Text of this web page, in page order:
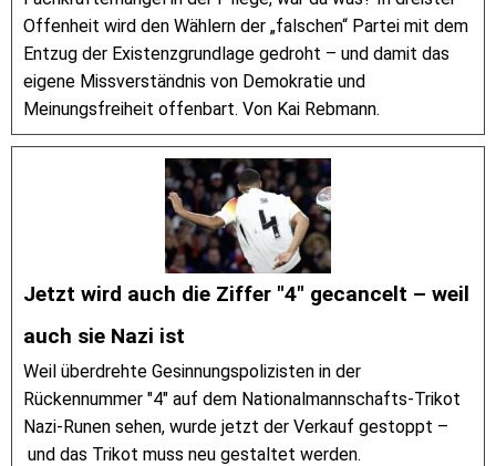
Offenheit wird den Wählern der „falschen“ Partei mit dem
Entzug der Existenzgrundlage gedroht – und damit das
eigene Missverständnis von Demokratie und
Meinungsfreiheit offenbart. Von Kai Rebmann.
Jetzt wird auch die Ziffer "4" gecancelt – weil
auch sie Nazi ist
Weil überdrehte Gesinnungspolizisten in der
Rückennummer "4" auf dem Nationalmannschafts-Trikot
Nazi-Runen sehen, wurde jetzt der Verkauf gestoppt –
und das Trikot muss neu gestaltet werden.